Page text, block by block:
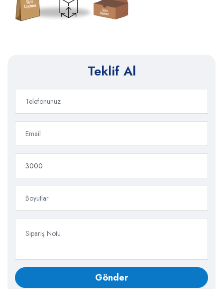
Teklif Al